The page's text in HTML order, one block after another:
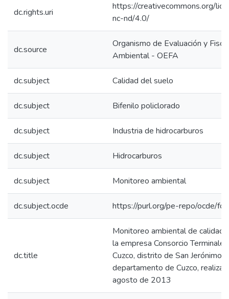
dc.rights.uri
https://creativecommons.org/
nc-nd/4.0/
dc.source
Organismo de Evaluación y
Ambiental - OEFA
dc.subject Calidad del suelo
dc.subject Bifenilo policlorado
dc.subject Industria de hidrocarburos
dc.subject Hidrocarburos
dc.subject Monitoreo ambiental
dc.subject.ocde https://purl.org/pe-repo/ocde/
dc.title
Monitoreo ambiental de calidad
la empresa Consorcio
Cuzco, distrito de San Jerónimo,
departamento de Cuzco,
agosto de 2013